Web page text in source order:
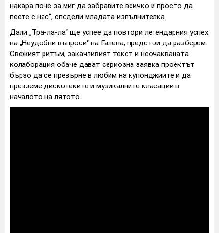
накара поне за миг да забравите всичко и просто да
пеете с нас“, сподели младата изпълнителка.
Дали „Тра-ла-ла“ ще успее да повтори легендарния успех
на „Неудобни въпроси“ на Галена, предстои да разберем.
Свежият ритъм, закачливият текст и неочакваната
колаборация обаче дават сериозна заявка проектът
бързо да се превърне в любим на купонджиите и да
превземе дискотеките и музикалните класации в
началото на лятото.